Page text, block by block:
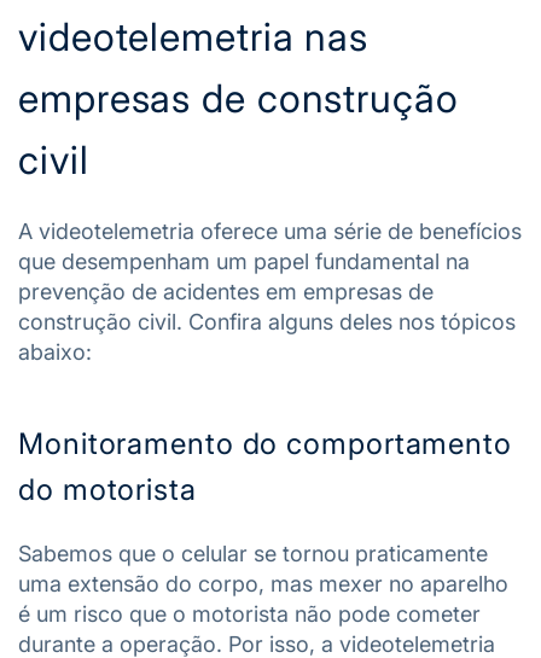
videotelemetria nas
empresas de construção
civil
A videotelemetria oferece uma série de benefícios
que desempenham um papel fundamental na
prevenção de acidentes em empresas de
construção civil. Confira alguns deles nos tópicos
abaixo:
Monitoramento do comportamento
do motorista
Sabemos que o celular se tornou praticamente
uma extensão do corpo, mas mexer no aparelho
é um risco que o motorista não pode cometer
durante a operação. Por isso, a videotelemetria